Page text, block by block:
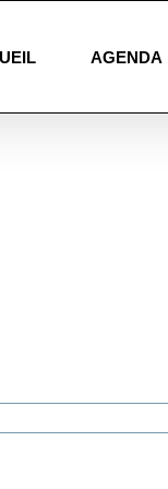
AGENDA